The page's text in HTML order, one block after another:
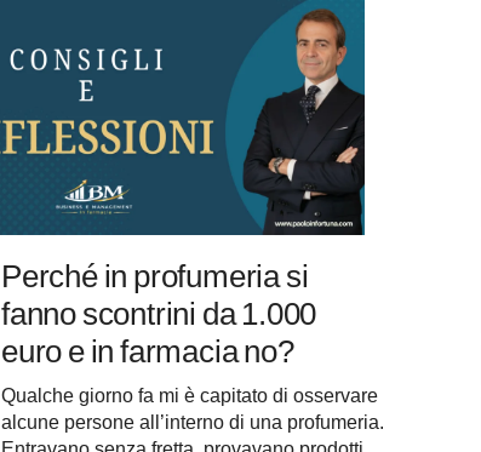
Perché in profumeria si
fanno scontrini da 1.000
euro e in farmacia no?
Qualche giorno fa mi è capitato di osservare
alcune persone all’interno di una profumeria.